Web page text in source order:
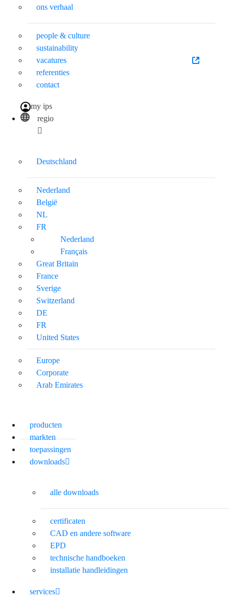
ons verhaal
people & culture
sustainability
vacatures
referenties
contact
my ips
regio
Deutschland
Nederland
België
NL
FR
Nederland
Français
Great Britain
France
Sverige
Switzerland
DE
FR
United States
Europe
Corporate
Arab Emirates
producten
markten
toepassingen
downloads
alle downloads
certificaten
CAD en andere software
EPD
technische handboeken
installatie handleidingen
services